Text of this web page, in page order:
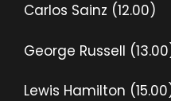
Carlos Sainz (12.00)
George Russell
Lewis Hamilton